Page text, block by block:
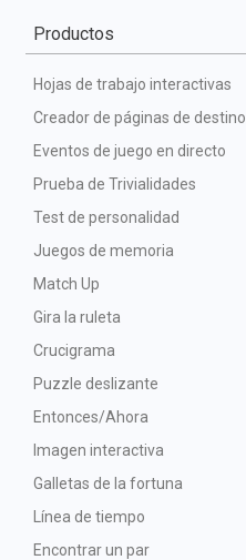
Productos
Hojas de trabajo interactivas
Creador de páginas de destino
Eventos de juego en directo
Prueba de Trivialidades
Test de personalidad
Juegos de memoria
Match Up
Gira la ruleta
Crucigrama
Puzzle deslizante
Entonces/Ahora
Imagen interactiva
Galletas de la fortuna
Línea de tiempo
Encontrar un par